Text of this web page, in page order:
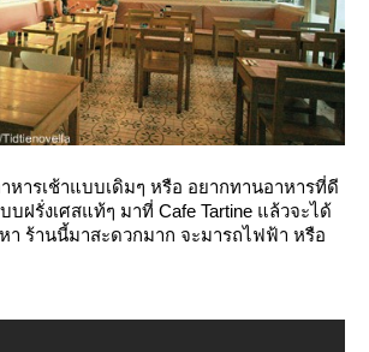
ารเช้าแบบเดิมๆ หรือ อยากทานอาหารที่ดี
ฝรั่งเศสแท้ๆ มาที่ Cafe Tartine แล้วจะได้
ร้านนี้มาสะดวกมาก จะมารถไฟฟ้า หรือ